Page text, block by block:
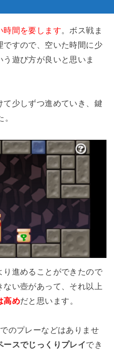
時間を要します。ボス戦ま
ですので、空いた時間に少
遊び方が良いと思いま
少しずつ進めていき、鍵
り進めることができたので
い壺があって、それ以上
高めだと思います。
のプレーなどはありませ
ースでじっくりプレイでき